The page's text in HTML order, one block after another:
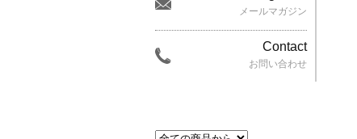
メールマガジン
Contact
お問い合わせ